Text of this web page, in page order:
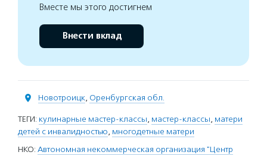
Вместе мы этого достигнем
Внести вклад
Новотроицк, Оренбургская обл.
ТЕГИ: кулинарные мастер-классы, мастер-классы, матери
детей с инвалидностью, многодетные матери
НКО: Автономная некоммерческая организация "Центр